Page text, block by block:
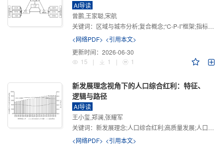
AI导读
曾鹏,王家聪,宋航
关键词： 区域与城市分析;复合概念;“C-P-I”框架;指标体系
<网络PDF> <引用本文>
更新时间： 2026-06-30
15
| 1 | 1
新发展理念视角下的人口综合红利：特征、
逻辑与路径
AI导读
王小玺,郑澜,张耀军
关键词： 新发展理念;人口综合红利;高质量发展;人口政策;中国式现代化
<网络PDF> <引用本文>